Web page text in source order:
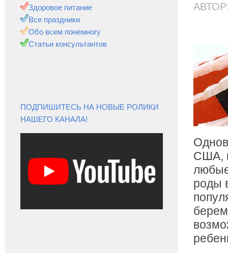
США,
роды
Здоровое питание
Все праздники
Обо всем понемногу
Статьи консультантов
ПОДПИШИТЕСЬ НА НОВЫЕ РОЛИКИ
НАШЕГО КАНАЛА!